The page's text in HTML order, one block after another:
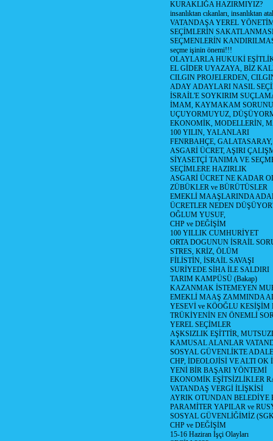
KURAKLIĞA HAZIRMIYIZ?
insanlıktan cıkanları, insanlıktan
VATANDAŞA YEREL
SEÇİMLERİN
SEÇMENLERİN
seçme işinin önemi!!!
OLAYLARLA HUKUKİ
EL GİDER UYAZAYA, BİZ
CILGIN PROJELERDEN,
ADAY ADAYLARI NASIL
İSRAİL'E SOYKIRIM
İMAM, KAYMAKAM SORUNU
UÇUYORMUYUZ,
EKONOMİK, MODELLERİN,
100 YILIN, YALANLARI
FENRBAHÇE,
ASGARİ ÜCRET, AŞIRI
SİYASETÇİ TANIMA VE
SEÇİMLERE HAZIRLIK
ASGARİ ÜCRET NE KADAR
ZÜBÜKLER ve BÜRÜTÜSLER
EMEKLİ MAAŞLARINDA
ÜCRETLER NEDEN
OĞLUM YUSUF,
CHP ve DEĞİŞİM
100 YILLIK CUMHURİYET
ORTA DOGUNUN İSRAİL
STRES, KRİZ, ÖLÜM
FİLİSTİN, İSRAİL SAVAŞI
SURİYEDE SİHA İLE SALDIRI
TARIM KAMPÜSÜ (Bakap)
KAZANMAK İSTEMEYEN
EMEKLİ MAAŞ ZAMMINDA
YESEVİ ve KÖOĞLU
TRÜKİYENİN EN ÖNEMLİ
YEREL SEÇİMLER
AŞKSIZLIK EŞİTTİR,
KAMUSAL ALANLAR
SOSYAL GÜVENLİKTE
CHP, İDEOLOJİSİ VE ALTI OK
YENİ BİR BAŞARI YÖNTEMİ
EKONOMİK EŞİTSİZLİKLER
VATANDAŞ VERGİ İLİŞKİSİ
AYRIK OTUNDAN
PARAMİTER YAPILAR ve
SOSYAL GÜVENLİĞİMİZ
CHP ve DEĞİŞİM
15-16 Haziran İşçi Olayları